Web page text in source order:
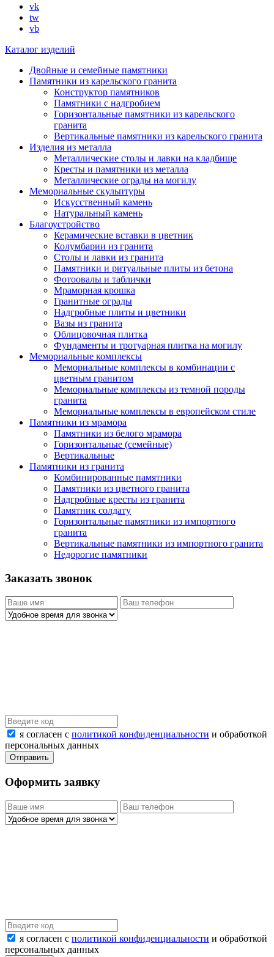
vk
tw
vb
Каталог изделий
Двойные и семейные памятники
Памятники из карельского гранита
Конструктор памятников
Памятники с надгробием
Горизонтальные памятники из карельского
гранита
Вертикальные памятники из карельского гранита
Изделия из металла
Металлические столы и лавки на кладбище
Кресты и памятники из металла
Металлические ограды на могилу
Мемориальные скульптуры
Искусственный камень
Натуральный камень
Благоустройство
Керамические вставки в цветник
Колумбарии из гранита
Столы и лавки из гранита
Памятники и ритуальные плиты из бетона
Фотоовалы и таблички
Мраморная крошка
Гранитные ограды
Надгробные плиты и цветники
Вазы из гранита
Облицовочная плитка
Фундаменты и тротуарная плитка на могилу
Мемориальные комплексы
Мемориальные комплексы в комбинации с
цветным гранитом
Мемориальные комплексы из темной породы
гранита
Мемориальные комплексы в европейском стиле
Памятники из мрамора
Памятники из белого мрамора
Горизонтальные (семейные)
Вертикальные
Памятники из гранита
Комбинированные памятники
Памятники из цветного гранита
Надгробные кресты из гранита
Памятник солдату
Горизонтальные памятники из импортного
гранита
Вертикальные памятники из импортного гранита
Недорогие памятники
Заказать звонок
я согласен с политикой конфиденциальности и обработкой
персональных данных
Оформить заявку
я согласен с политикой конфиденциальности и обработкой
персональных данных